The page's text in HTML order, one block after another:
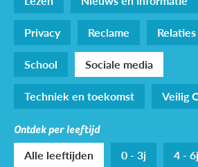
Privacy
Reclame
School
Sociale media
Techniek en toekomst
Veilig
Ontdek per leeftijd
Alle leeftijden 0 - 3j 4 - 6j